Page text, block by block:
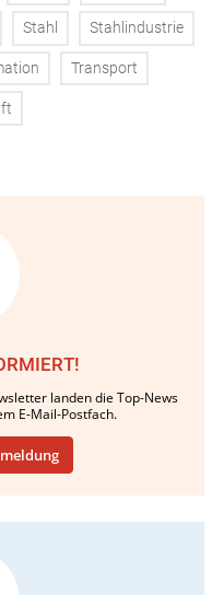
Stahl Stahlindustrie
Transport
landen die Top-News
E-Mail-Postfach.